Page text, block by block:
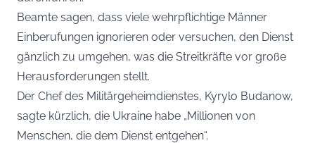
Beamte sagen, dass viele wehrpflichtige Männer
Einberufungen ignorieren oder versuchen, den Dienst
gänzlich zu umgehen, was die Streitkräfte vor große
Herausforderungen stellt.
Der Chef des Militärgeheimdienstes, Kyrylo Budanow,
sagte kürzlich, die Ukraine habe „Millionen von
Menschen, die dem Dienst entgehen“.